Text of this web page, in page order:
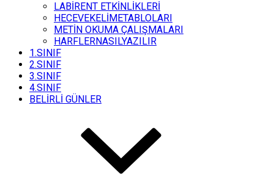
LABİRENT ETKİNLİKLERİ
HECEVEKELİMETABLOLARI
METİN OKUMA ÇALIŞMALARI
HARFLERNASILYAZILIR
1.SINIF
2.SINIF
3.SINIF
4.SINIF
BELİRLİ GÜNLER